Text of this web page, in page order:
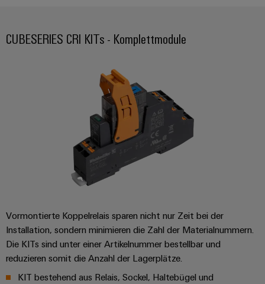
CUBESERIES CRI KITs - Komplettmodule
Vormontierte Koppelrelais sparen nicht nur Zeit bei der
Installation, sondern minimieren die Zahl der Materialnummern.
Die KITs sind unter einer Artikelnummer bestellbar und
reduzieren somit die Anzahl der Lagerplätze.
KIT bestehend aus Relais, Sockel, Haltebügel und